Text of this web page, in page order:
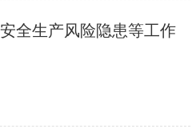
全生产风险隐患等工作